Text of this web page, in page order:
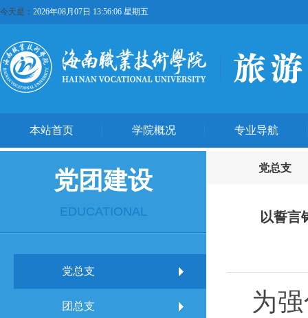
今天是： 2026年08月07日 13:56:06 星期五
本站首页 学院概况 专业导航
党团建设
EDUCATIONAL
党总支
团总支
党总支
以誓言
为